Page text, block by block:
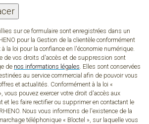
sur ce formulaire sont enregistrées dans un
pour la Gestion de la clientèle conformément
la loi pour la confiance en l'économie numérique.
de vos droits d'accès et de suppression sont
de nos informations légales. Elles sont conservées
au service commercial afin de pouvoir vous
et actualités. Conformément à la loi «
vous pouvez exercer votre droit d'accès aux
et les faire rectifier ou supprimer en contactant le
Nous vous informons de l'existence de la
téléphonique « Bloctel », sur laquelle vous